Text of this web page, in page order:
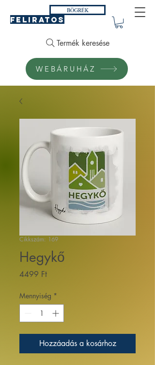
FELIRATOS
BÖGRÉK
Termék keresése
WEBÁRUHÁZ
Cikkszám: 169
Hegykő
4499 FtÁr
Mennyiség *
Hozzáadás a kosárhoz